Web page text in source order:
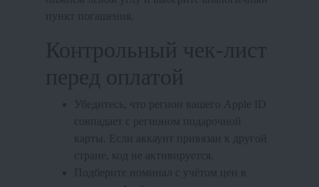
пункт погашения.
Контрольный чек-лист
перед оплатой
Убедитесь, что регион вашего Apple ID
карты. Если аккаунт привязан к другой
стране, код не активируется.
Подберите номинал с учётом цен в